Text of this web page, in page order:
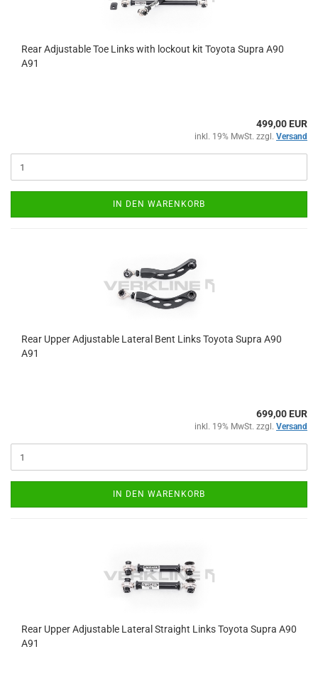
Rear Ad­justa­ble Toe Links with lock­out kit To­yo­ta Supra A90
A91
499,00 EUR
inkl. 19% MwSt. zzgl. Versand
IN DEN WARENKORB
Rear Upper Ad­justa­ble La­te­ral Bent Links To­yo­ta Supra A90
A91
699,00 EUR
inkl. 19% MwSt. zzgl. Versand
IN DEN WARENKORB
Rear Upper Ad­justa­ble La­te­ral Strai­ght Links To­yo­ta Supra A90
A91